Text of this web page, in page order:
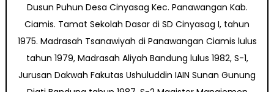
Dusun Puhun Desa Cinyasag Kec. Panawangan Kab.
Ciamis. Tamat Sekolah Dasar di SD Cinyasag I, tahun
1975. Madrasah Tsanawiyah di Panawangan Ciamis lulus
tahun 1979, Madrasah Aliyah Bandung lulus 1982, S-1,
Jurusan Dakwah Fakutas Ushuluddin IAIN Sunan Gunung